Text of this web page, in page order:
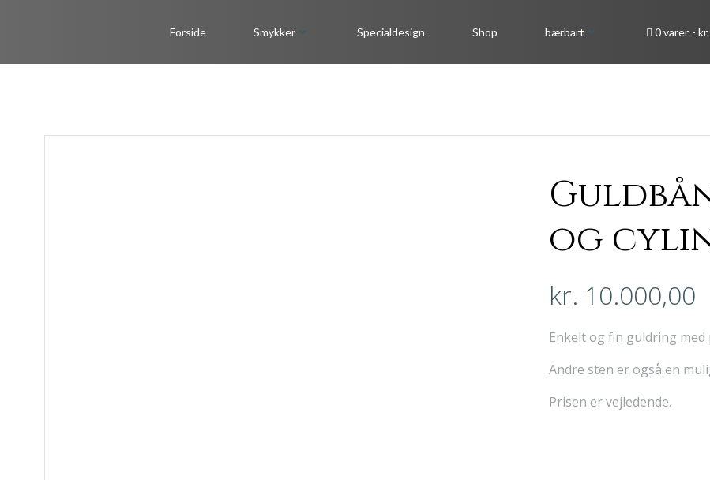
Forside Smykker Specialdesign Shop bærbart 0 varer
og
kr. 10.000,00
Enkelt og fin guldring
Andre sten er også en
Prisen er vejledende.